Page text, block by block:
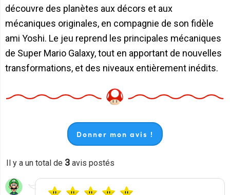
découvre des planètes aux décors et aux
mécaniques originales, en compagnie de son fidèle
ami Yoshi. Le jeu reprend les principales mécaniques
de Super Mario Galaxy, tout en apportant de nouvelles
transformations, et des niveaux entièrement inédits.
Donner mon avis !
Il y a un total de 3 avis postés